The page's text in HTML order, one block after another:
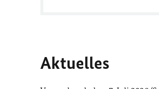
Aktuelles